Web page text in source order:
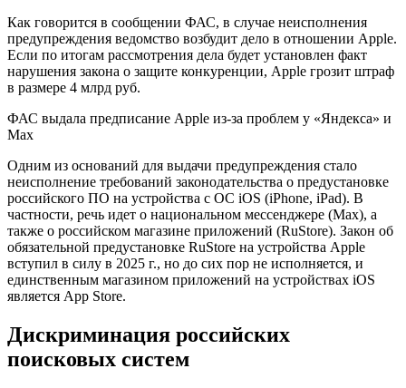
Как говорится в сообщении ФАС, в случае неисполнения
предупреждения ведомство возбудит дело в отношении Apple.
Если по итогам рассмотрения дела будет установлен факт
нарушения закона о защите конкуренции, Apple грозит штраф
в размере 4 млрд руб.
ФАС выдала предписание Apple из-за проблем у «Яндекса» и
Max
Одним из оснований для выдачи предупреждения стало
неисполнение требований законодательства о предустановке
российского ПО на устройства с ОС iOS (iPhone, iPad). В
частности, речь идет о национальном мессенджере (Max), а
также о российском магазине приложений (RuStore). Закон об
обязательной предустановке RuStore на устройства Apple
вступил в силу в 2025 г., но до сих пор не исполняется, и
единственным магазином приложений на устройствах iOS
является App Store.
Дискриминация российских
поисковых систем